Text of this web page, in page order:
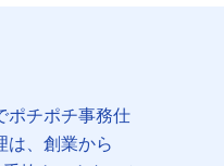
ポチポチ事務仕
は、創業から